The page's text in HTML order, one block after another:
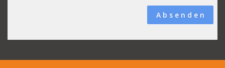
A b s e n d e n